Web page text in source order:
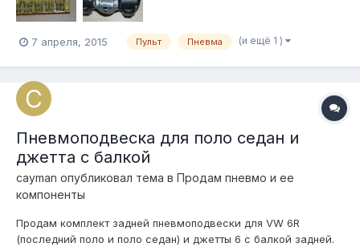
7 апреля, 2015 Пульт Пневма (и ещё 1 )
Пневмоподвеска для поло седан и
джетта с балкой
cayman опубликовал тема в Продам пневмо и ее
компоненты
Продам комплект задней пневмоподвески для VW 6R
(последний поло и поло седан) и джетты 6 с балкой задней.